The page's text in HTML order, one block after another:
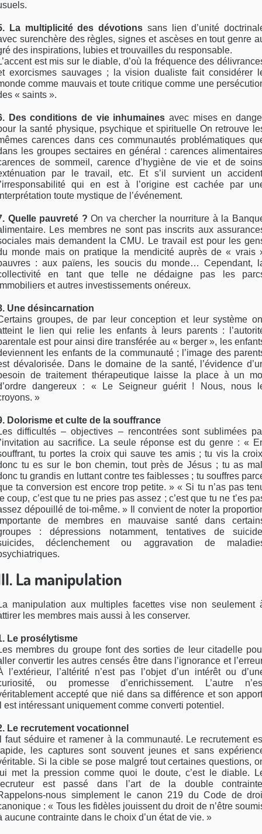
La multiplicité des dévotions sans lien d’unité
surenchère des règles, signes et ascèses en tout genre
des inspirations, lubies et trouvailles du responsable.
est mis sur le diable, d’où la fréquence des
exorcismes sauvages ; la vision dualiste fait considérer
comme mauvais et toute critique comme une
« saints ».
Des conditions de vie inhumaines avec mises en
la santé physique, psychique et spirituelle On retrouve
carences dans ces communautés problématiques
les groupes sectaires en général : carences
de sommeil, carence d’hygiène de vie et de
par le travail, etc. Et s’il survient un
qui en est à l’origine est cachée par
toute mystique de l’événement.
Quelle pauvreté ? On va chercher la nourriture à la
Les membres ne sont pas inscrits aux
mais demandent la CMU. Le travail est pour les
monde mais on pratique la mendicité auprès de « vrais
: aux païens, les soucis du monde… Cependant,
en tant que telle ne dédaigne pas les
et autres investissements onéreux.
Une désincarnation
groupes, de par leur conception et leur système
le lien qui relie les enfants à leurs parents :
est pour ainsi dire transférée au « berger », les
les enfants de la communauté ; l’image des
dévalorisée. Dans le domaine de la santé, l’évidence
de traitement thérapeutique laisse la place à un
dangereux : « Le Seigneur guérit ! Nous, nous
»
Dolorisme et culte de la souffrance
difficultés – objectives – rencontrées sont sublimées
au sacrifice. La seule réponse est du genre : «
tu portes la croix qui sauve tes amis ; tu vis la
tu es sur le bon chemin, tout près de Jésus ; tu as
tu grandis en luttant contre tes faiblesses ; tu souffres
ta conversion est encore trop petite. » « Si tu n’as pas
coup, c’est que tu ne pries pas assez ; c’est que tu ne t’es
dépouillé de toi-même. » Il convient de noter la
de membres en mauvaise santé dans
: dépressions notamment, tentatives de
déclenchement ou aggravation de
La manipulation
manipulation aux multiples facettes vise non seulement
les membres mais aussi à les conserver.
Le prosélytisme
membres du groupe font des sorties de leur citadelle
convertir les autres censés être dans l’ignorance et
l’extérieur, l’altérité n’est pas l’objet d’un intérêt ou
ou promesse d’enrichissement. L’autre
accepté que nié dans sa différence et son
est intéressant uniquement comme converti potentiel.
Le recrutement vocationnel
faut séduire et ramener à la communauté. Le recrutement
les captures sont souvent jeunes et sans
Si la cible se pose malgré tout certaines questions,
met la pression comme quoi le doute, c’est le diable.
est passé dans l’art de la double
nous simplement le canon 219 du Code de
: « Tous les fidèles jouissent du droit de n’être
aucune contrainte dans le choix d’un état de vie. »